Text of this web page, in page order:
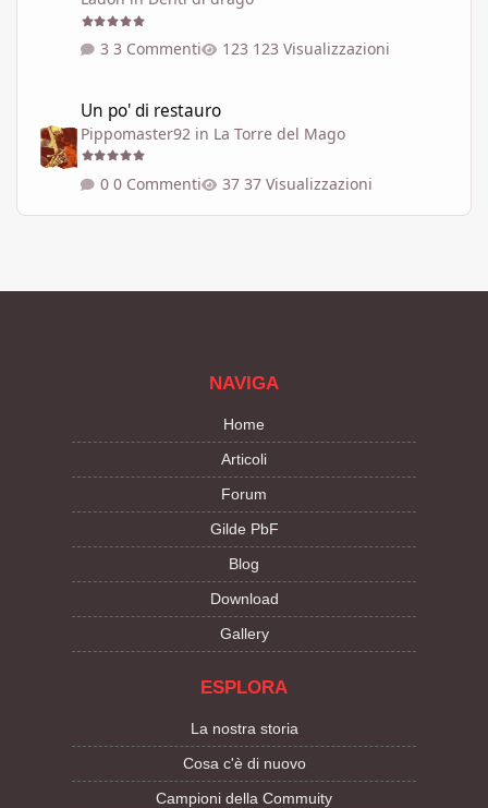
3 Commenti 123 Visualizzazioni
Un po' di restauro
Pippomaster92 in La Torre del Mago
0 Commenti 37 Visualizzazioni
NAVIGA
Home
Articoli
Forum
Gilde PbF
Blog
Download
Gallery
ESPLORA
La nostra storia
Cosa c'è di nuovo
Campioni della Commuity